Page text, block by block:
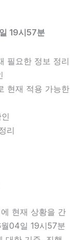
19시57분
필요한 정보 정리
현재 적용 가능한
리
현재 상황을 간
04일 19시57분